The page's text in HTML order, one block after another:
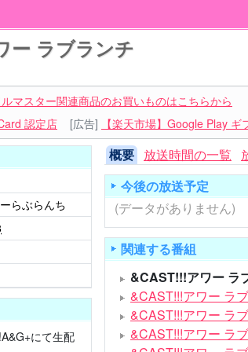
ー ラブランチ
マスター関連商品のお買いものはこちらから
認定店 [広告] 【楽天市場】Google Play
概要 放送時間の一覧
今後の放送予定
(データがありません)
関連する番組
&CAST!!!アワー ラ
&CAST!!!アワー ラ
&CAST!!!アワー ラ
&CAST!!!アワー ラ
らぶらんち
にて生配